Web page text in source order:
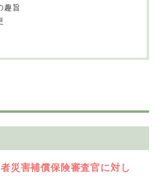
趣旨
災害補償保険審査官に対し